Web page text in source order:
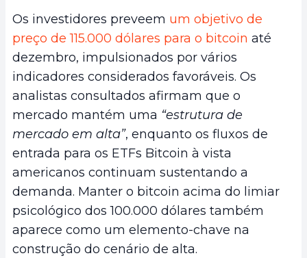
Os investidores preveem um objetivo de
preço de 115.000 dólares para o bitcoin até
dezembro, impulsionados por vários
indicadores considerados favoráveis. Os
analistas consultados afirmam que o
mercado mantém uma “estrutura de
mercado em alta”, enquanto os fluxos de
entrada para os ETFs Bitcoin à vista
americanos continuam sustentando a
demanda. Manter o bitcoin acima do limiar
psicológico dos 100.000 dólares também
aparece como um elemento-chave na
construção do cenário de alta.